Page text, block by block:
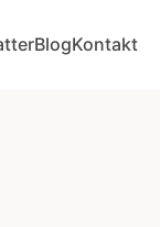
BlogKontakt